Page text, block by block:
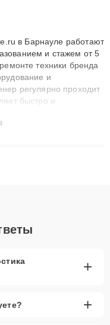
в Барнауле работают
и стажем от 5
техники бренда
и
регулярно проходит
быстро и
мастера решают
+
+